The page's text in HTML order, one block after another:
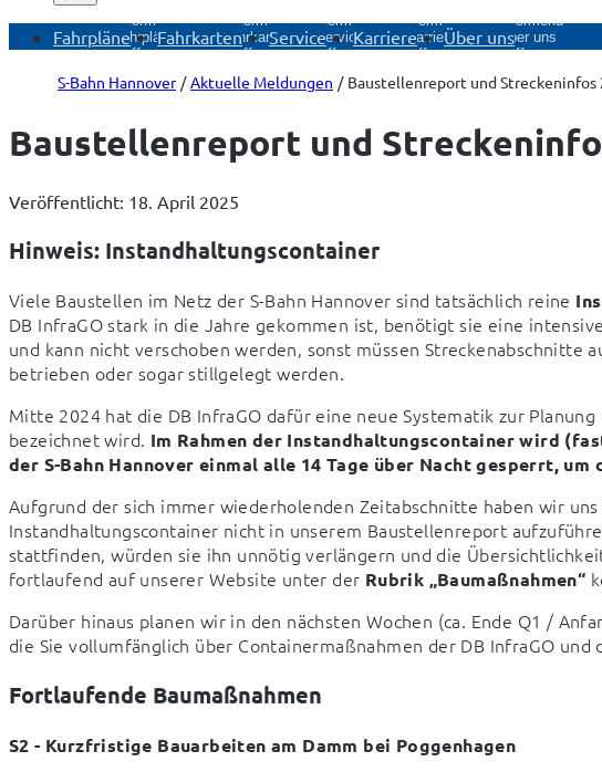
Fahrpläne
Untermenü
Fahrpläne
öffnen
Fahrkarten
Untermenü
Fahrkarten
öffnen
Service
Untermenü
Service
öffnen
Karriere
Untermenü
Karriere
öffnen
Über uns
Untermenü
Über uns
öffnen
S-Bahn Hannover Aktuelle Meldungen Baustellenreport und Streckeninfos
Baustellenreport und
Veröffentlicht: 18. April 2025
Hinweis: Instandhaltungscontainer
Viele Baustellen im Netz der S-Bahn Hannover sind tatsächlich reine
DB InfraGO stark in die Jahre gekommen ist, benötigt sie eine
und kann nicht verschoben werden, sonst müssen Streckenabschnitte
betrieben oder sogar stillgelegt werden.
Mitte 2024 hat die DB InfraGO dafür eine neue Systematik zur
bezeichnet wird. Im Rahmen der Instandhaltungscontainer wird
der S-Bahn Hannover einmal alle 14 Tage über Nacht gesperrt,
Aufgrund der sich immer wiederholenden Zeitabschnitte haben wir uns
Instandhaltungscontainer nicht in unserem Baustellenreport
stattfinden, würden sie ihn unnötig verlängern und die
fortlaufend auf unserer Website unter der Rubrik „Baumaßnahmen“
Darüber hinaus planen wir in den nächsten Wochen (ca. Ende Q1 /
die Sie vollumfänglich über Containermaßnahmen der DB InfraGO
Fortlaufende Baumaßnahmen
S2 - Kurzfristige Bauarbeiten am Damm bei Poggenhagen